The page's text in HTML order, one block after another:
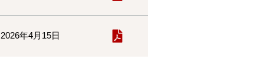
2026年4月15日